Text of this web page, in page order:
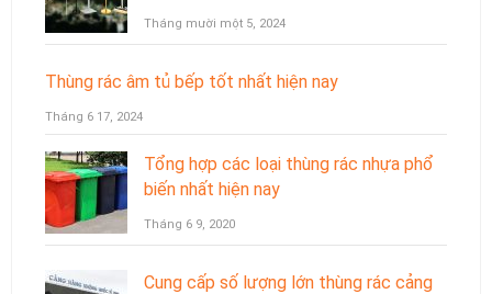
Tháng mười một 5, 2024
Thùng rác âm tủ bếp tốt nhất hiện nay
Tháng 6 17, 2024
Tổng hợp các loại thùng rác nhựa phổ
biến nhất hiện nay
Tháng 6 9, 2020
Cung cấp số lượng lớn thùng rác cảng